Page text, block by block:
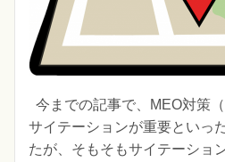
今までの記事で、MEO対策
サイテーションが重要といっ
たが、そもそもサイテーショ